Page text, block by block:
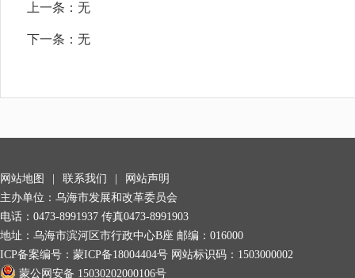
上一条： 无
下一条： 无
网站地图 联系我们
网站声明
主办单位：乌海市发展和改革委员会
电话：0473-8991937 传真0473-8991903
地址：乌海市滨河区市行政中心B座 邮编：016000
ICP备案编号： 蒙ICP备18004404号 网站标识码：1503000002
蒙公网安备 15030202000106号